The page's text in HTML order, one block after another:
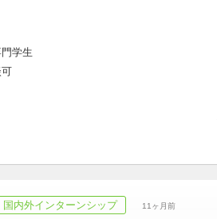
学生
国内外インターンシップ 11ヶ月前